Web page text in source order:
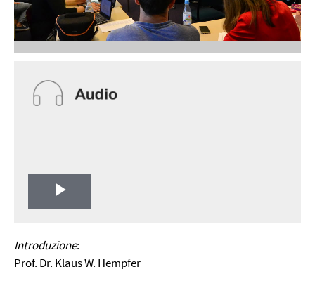
Play
Video
Introduzione:
Prof. Dr. Klaus W. Hempfer